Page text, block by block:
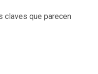
claves que parecen